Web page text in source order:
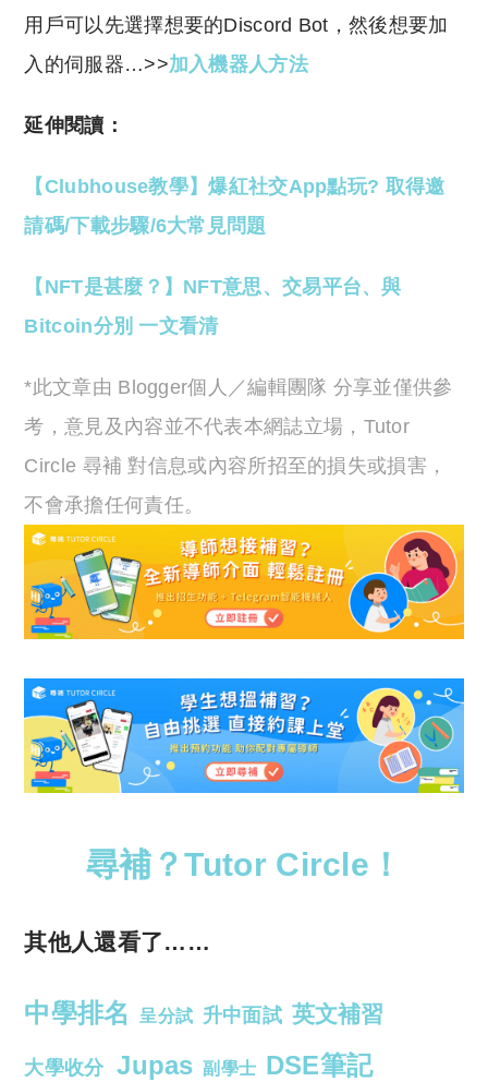
用戶可以先選擇想要的Discord Bot，然後想要加
入的伺服器…>>加入機器人方法
延伸閱讀：
【Clubhouse教學】爆紅社交App點玩? 取得邀
請碼/下載步驟/6大常見問題
【NFT是甚麼？】NFT意思、交易平台、與
Bitcoin分別 一文看清
*此文章由 Blogger個人／編輯團隊 分享並僅供參
考，意見及內容並不代表本網誌立場，Tutor
Circle 尋補 對信息或內容所招至的損失或損害，
不會承擔任何責任。
尋補？Tutor Circle！
其他人還看了……
中學排名 呈分試 升中面試 英文補習
大學收分 Jupas 副學士 DSE筆記